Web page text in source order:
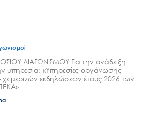
ΔΙΑΓΩΝΙΣΜΟΥ Για την ανάδειξη
υπηρεσία: «Υπηρεσίες οργάνωσης
εκδηλώσεων έτους 2026 των